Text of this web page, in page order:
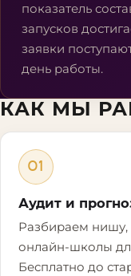
показатель
запусков
заявки
день работы.
КАК МЫ
01
Аудит и
Разбираем нишу,
онлайн-школы
Бесплатно до